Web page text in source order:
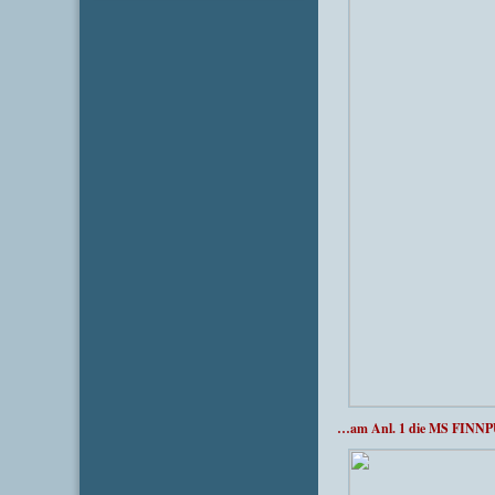
…am Anl. 1 die MS